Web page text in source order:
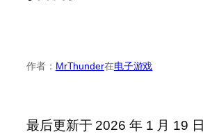
作者： MrThunder在电子游戏
最后更新于 2026 年 1 月 19 日